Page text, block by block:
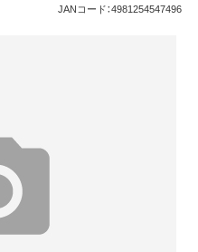
JANコード：4981254547496